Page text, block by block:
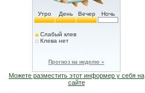
Утро День Вечер Ночь
Слабый клев
Клева нет
Прогноз на неделю »
Можете разместить этот информер у себя на
сайте